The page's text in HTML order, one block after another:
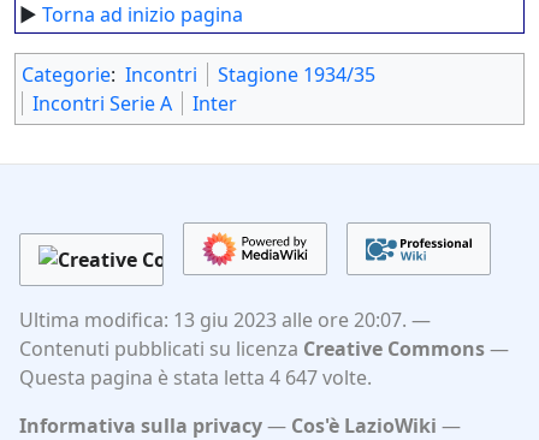
► Torna ad inizio pagina
Categorie: Incontri
Stagione 1934/35
Incontri Serie A
Inter
Ultima modifica: 13 giu 2023 alle ore 20:07.
Contenuti pubblicati su licenza Creative Commons
Questa pagina è stata letta 4 647 volte.
Informativa sulla privacy
Cos'è LazioWiki